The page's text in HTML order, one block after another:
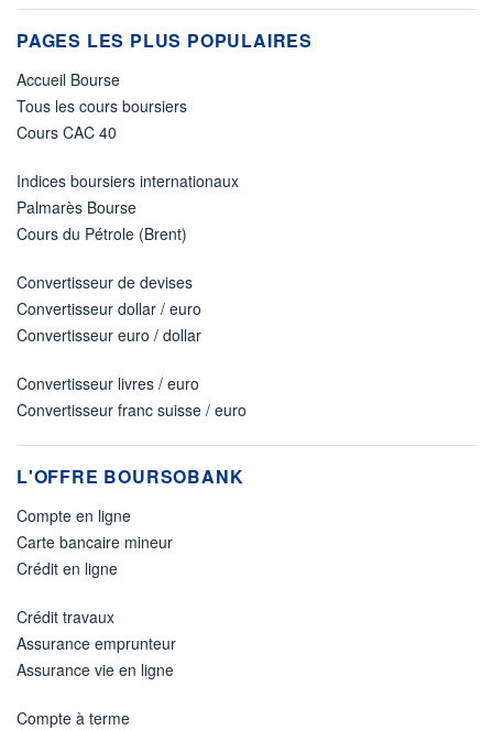
PAGES LES PLUS POPULAIRES
Accueil Bourse
Tous les cours boursiers
Cours CAC 40
Indices boursiers internationaux
Palmarès Bourse
Cours du Pétrole (Brent)
Convertisseur de devises
Convertisseur dollar / euro
Convertisseur euro / dollar
Convertisseur livres / euro
Convertisseur franc suisse / euro
L'OFFRE BOURSOBANK
Compte en ligne
Carte bancaire mineur
Crédit en ligne
Crédit travaux
Assurance emprunteur
Assurance vie en ligne
Compte à terme